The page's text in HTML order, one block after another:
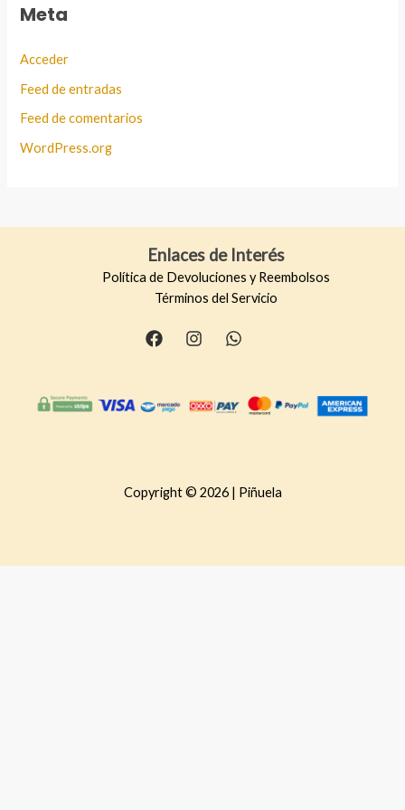
Meta
Acceder
Feed de entradas
Feed de comentarios
WordPress.org
Enlaces de Interés
Política de Devoluciones y Reembolsos
Términos del Servicio
Copyright © 2026 | Piñuela